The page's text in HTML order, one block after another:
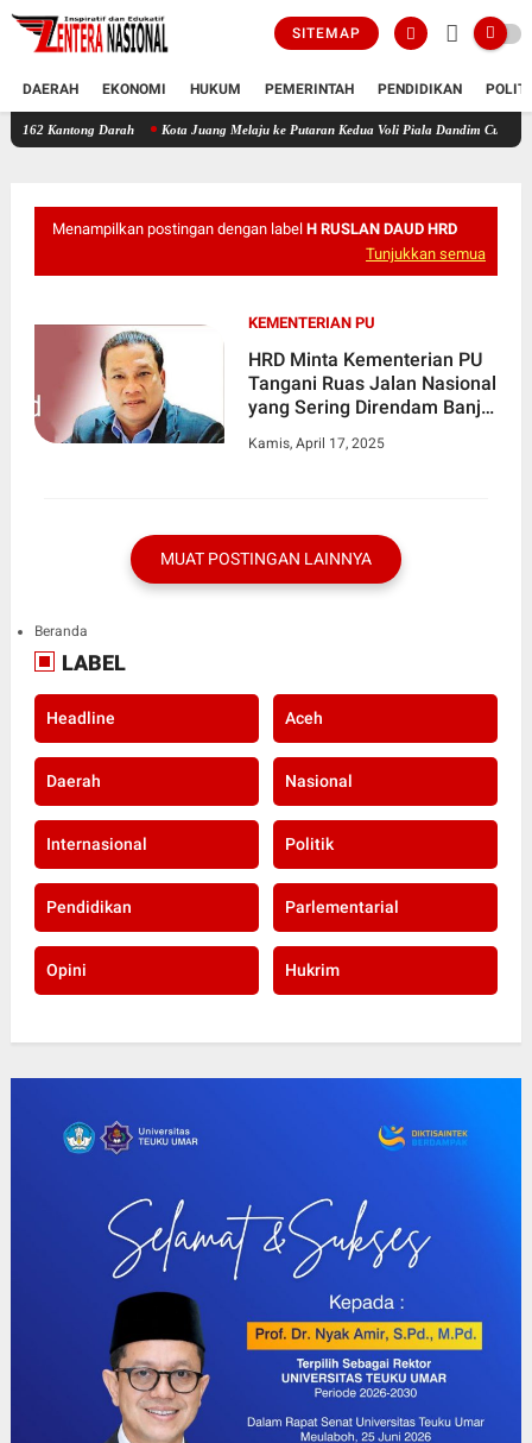
SITEMAP
DAERAH EKONOMI HUKUM PEMERINTAH PENDIDIKAN
Darah Kota Juang Melaju ke Putaran Kedua Voli Piala Dandim Cup 0111/Bireuen
Menampilkan postingan dengan label H RUSLAN DAUD HRD
Tunjukkan semua
KEMENTERIAN PU
HRD Minta Kementerian PU
Tangani Ruas Jalan Nasional
yang Sering Direndam Banjir
Kamis, April 17, 2025
MUAT POSTINGAN LAINNYA
Beranda
LABEL
Headline Aceh
Daerah Nasional
Internasional Politik
Pendidikan Parlementarial
Opini Hukrim